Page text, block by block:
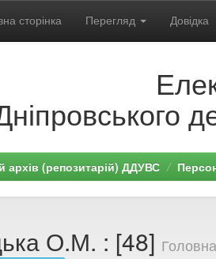
сторінка Перегляд Довідка
архів (репозитарій) ДДУВС
О.М. : [48]